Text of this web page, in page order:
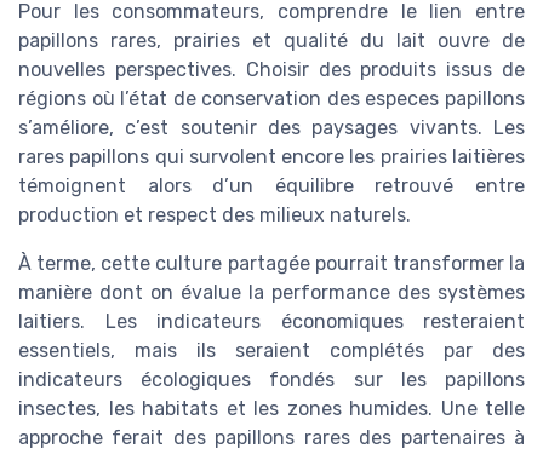
Pour les consommateurs, comprendre le lien entre
papillons rares, prairies et qualité du lait ouvre de
nouvelles perspectives. Choisir des produits issus de
régions où l’état de conservation des especes papillons
s’améliore, c’est soutenir des paysages vivants. Les
rares papillons qui survolent encore les prairies laitières
témoignent alors d’un équilibre retrouvé entre
production et respect des milieux naturels.
À terme, cette culture partagée pourrait transformer la
manière dont on évalue la performance des systèmes
laitiers. Les indicateurs économiques resteraient
essentiels, mais ils seraient complétés par des
indicateurs écologiques fondés sur les papillons
insectes, les habitats et les zones humides. Une telle
approche ferait des papillons rares des partenaires à